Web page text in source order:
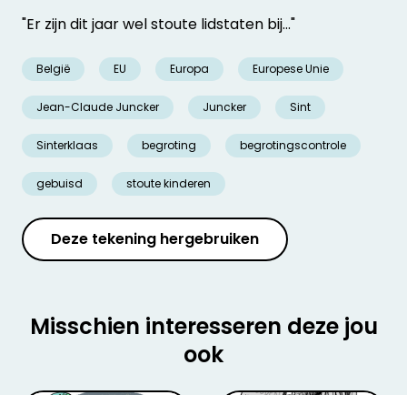
"Er zijn dit jaar wel stoute lidstaten bij..."
België EU Europa Europese Unie
Jean-Claude Juncker Juncker Sint
Sinterklaas begroting begrotingscontrole
gebuisd stoute kinderen
Deze tekening hergebruiken
Misschien interesseren deze jou
ook